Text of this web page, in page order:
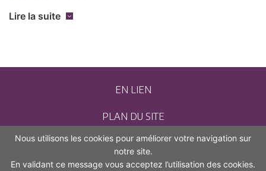
Lire la suite
EN LIEN
PLAN DU SITE
CONTACT
Nous utilisons les cookies pour améliorer votre navigation sur
notre site.
En validant ce message vous acceptez l’utilisation des cookies.